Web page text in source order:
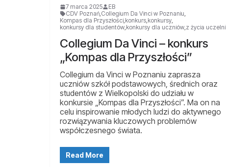
7 marca 2025
EB
CDV Poznań,Collegium Da Vinci w Poznaniu,
Kompas dla Przyszłości,konkurs,konkursy,
konkursy dla studentów,konkursy dla uczniów,z życia uczelni
Collegium Da Vinci – konkurs
„Kompas dla Przyszłości”
Collegium da Vinci w Poznaniu zaprasza
uczniów szkół podstawowych, średnich oraz
studentów z Wielkopolski do udziału w
konkursie „Kompas dla Przyszłości”. Ma on na
celu inspirowanie młodych ludzi do aktywnego
rozwiązywania kluczowych problemów
współczesnego świata.
Read More